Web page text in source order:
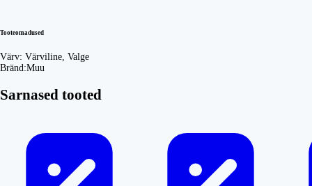
Tooteomadused
Värv: Värviline, Valge
Bränd:Muu
Sarnased tooted